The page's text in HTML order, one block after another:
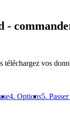
-
téléchargez vos
4. Options5.